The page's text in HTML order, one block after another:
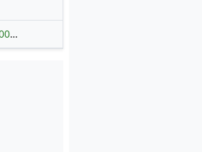
Bitcoin wird noch 200.000€ bis nächstes Jahr